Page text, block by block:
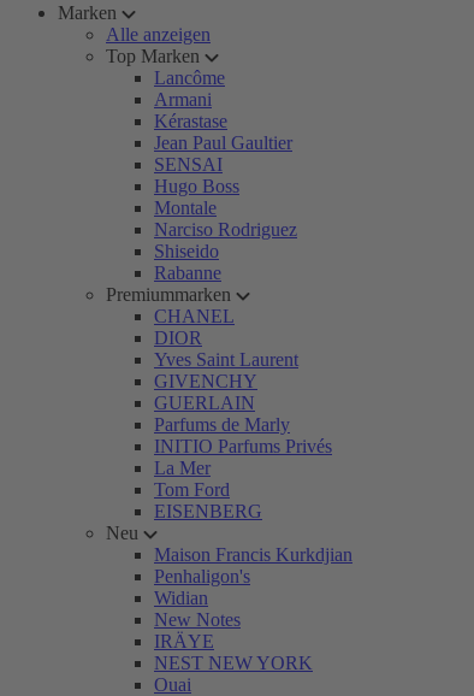
Marken
Alle anzeigen
Top Marken
Lancôme
Armani
Kérastase
Jean Paul Gaultier
SENSAI
Hugo Boss
Montale
Narciso Rodriguez
Shiseido
Rabanne
Premiummarken
CHANEL
DIOR
Yves Saint Laurent
GIVENCHY
GUERLAIN
Parfums de Marly
INITIO Parfums Privés
La Mer
Tom Ford
EISENBERG
Neu
Maison Francis Kurkdjian
Penhaligon's
Widian
New Notes
IRÄYE
NEST NEW YORK
Ouai